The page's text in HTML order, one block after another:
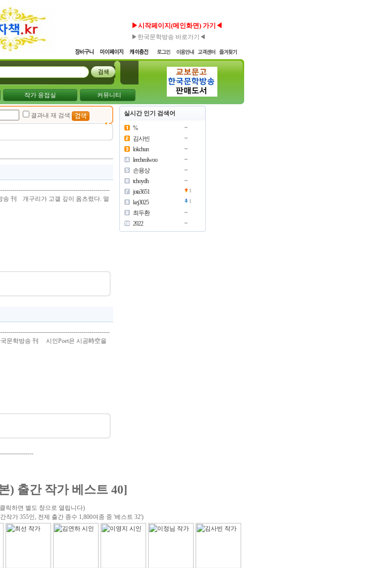
▶시작페이지(메인화면) 가기◀
▶한국문학방송 바로가기◀
작가 응접실 커뮤니티
결과내 재 검색
송 刊 개구리가 고갤 깊이 옴츠렸다. 멀
문학방송 刊 시인Poet은 시공時空을
실시간 인기 검색어
%
김사빈
lokchun
leecheolwoo
손용상
tchoydh
jota3651
1
kej3025 1
최두환
2022
) 출간 작가 베스트 40]
릭하면 별도 창으로 열립니다)
작가 355인, 전제 출간 종수 1,800여종 중 '베스트 32')